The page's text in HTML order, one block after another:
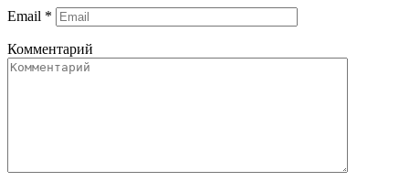
Email *
Комментарий